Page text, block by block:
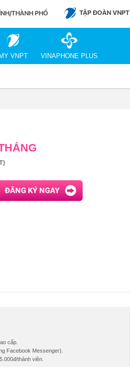
THÀNH PHỐ TẬP ĐOÀN VNPT
MY VNPT VINAPHONE PLUS
cấp.
Facebook Messenger).
thành viên.